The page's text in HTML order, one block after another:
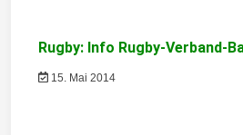
a
v
Rugby: Info Rugby-Verband-
15. Mai 2014